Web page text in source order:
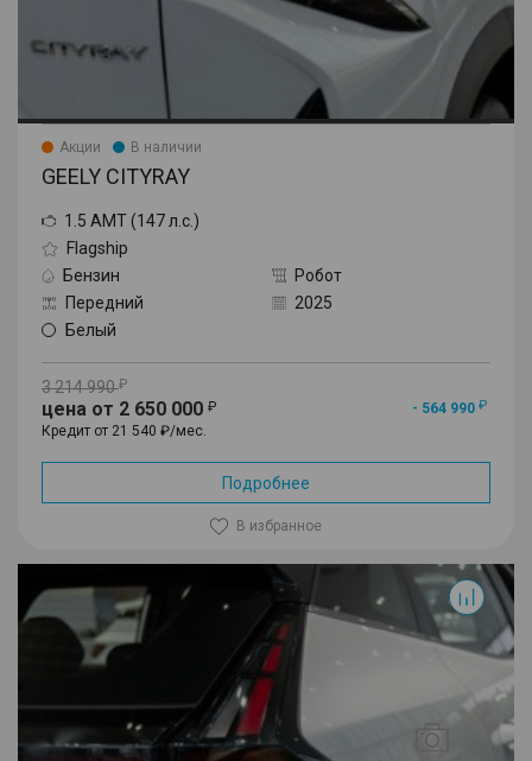
Акции В наличии
GEELY CITYRAY
1.5 AMT (147 л.с.)
Flagship
Бензин
Робот
Передний
2025
Белый
3 214 990
цена от 2 650 000
- 564 990
Кредит от 21 540 ₽/мес.
Подробнее
В избранное